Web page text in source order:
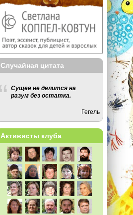
Случайная цитата
Сущее не делится на
разум без остатка.
Гегель
Активисты клуба